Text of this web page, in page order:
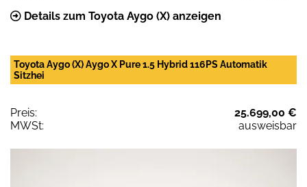
Details zum Toyota Aygo (X) anzeigen
Toyota Aygo (X) Aygo X Pure 1.5 Hybrid 116PS Automatik
Sitzhei
Preis:
25.699,00 €
MWSt:
ausweisbar